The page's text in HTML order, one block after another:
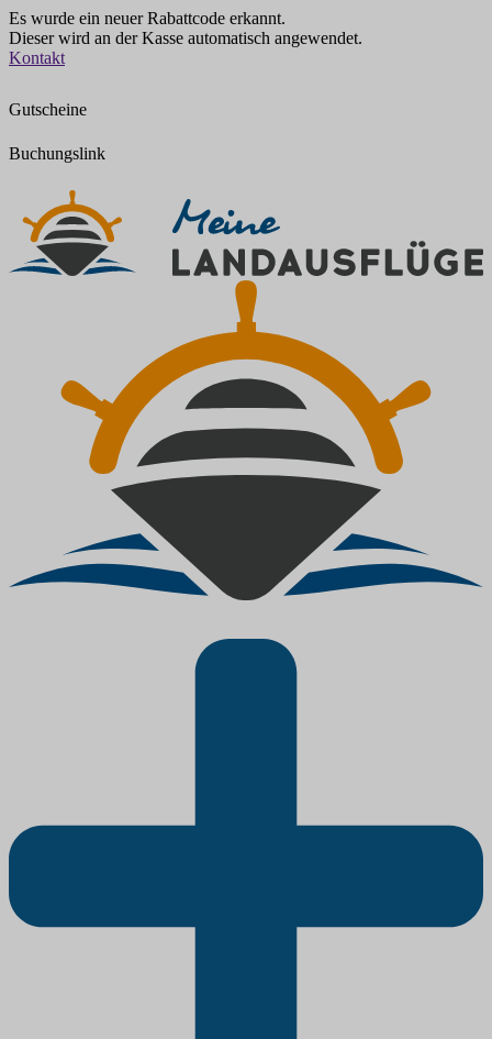
Es wurde ein neuer Rabattcode erkannt.
Dieser wird an der Kasse automatisch angewendet.
Zum
Kontakt
Gutscheine
Buchungslink